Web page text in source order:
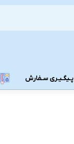
پـیگـیـری سـفارش